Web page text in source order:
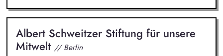
Albert Schweitzer Stiftung für unsere
Mitwelt // Berlin